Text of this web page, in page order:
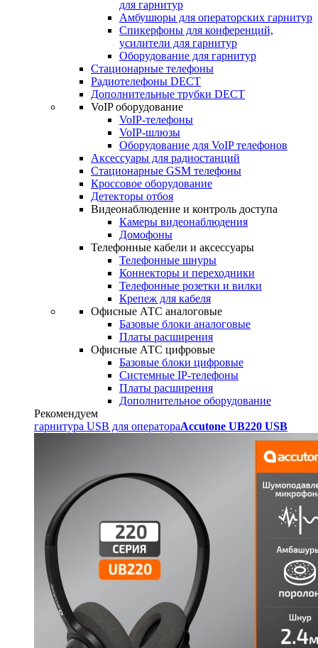
для гарнитур
Амбушюры для операторских гарнитур
Cпикерфоны для конференций,
усилители для гарнитур
Оборудование для гарнитур
Стационарные телефоны
Радиотелефоны DECT
Дополнительные трубки DECT
VoIP оборудование
VoIP-телефоны
VoIP-шлюзы
Оборудование для VoIP телефонов
Аксессуары для радиостанций
Стационарные GSM телефоны
Кроссовое оборудование
Детекторы отбоя
Видеонаблюдение и контроль доступа
Камеры видеонаблюдения
Домофоны
Телефонные кабели и аксессуары
Телефонные шнуры
Коннекторы и переходники
Телефонные розетки и вилки
Крепеж для кабеля
Офисные АТС аналоговые
Базовые блоки аналоговые
Платы расширения
Офисные АТС цифровые
Базовые блоки цифровые
Системные IP-телефоны
Платы расширения
Дополнительное оборудование
Рекомендуем
гарнитура USB для оператораAccutone UB220 USB